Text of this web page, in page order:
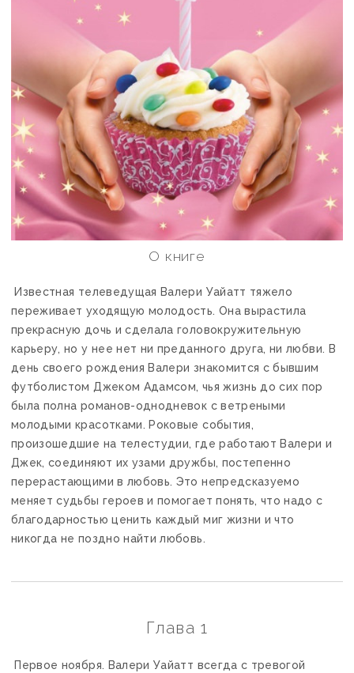
О книге
Известная телеведущая Валери Уайатт тяжело
переживает уходящую молодость. Она вырастила
прекрасную дочь и сделала головокружительную
карьеру, но у нее нет ни преданного друга, ни любви. В
день своего рождения Валери знакомится с бывшим
футболистом Джеком Адамсом, чья жизнь до сих пор
была полна романов-однодневок с ветреными
молодыми красотками. Роковые события,
произошедшие на телестудии, где работают Валери и
Джек, соединяют их узами дружбы, постепенно
перерастающими в любовь. Это непредсказуемо
меняет судьбы героев и помогает понять, что надо с
благодарностью ценить каждый миг жизни и что
никогда не поздно найти любовь.
Глава 1
Первое ноября. Валери Уайатт всегда с тревогой